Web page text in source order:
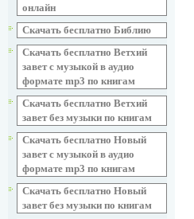
онлайн
Скачать бесплатно Библию
Скачать бесплатно Ветхий
завет с музыкой в аудио
формате mp3 по книгам
Скачать бесплатно Ветхий
завет без музыки по книгам
Скачать бесплатно Новый
завет с музыкой в аудио
формате mp3 по книгам
Скачать бесплатно Новый
завет без музыки по книгам